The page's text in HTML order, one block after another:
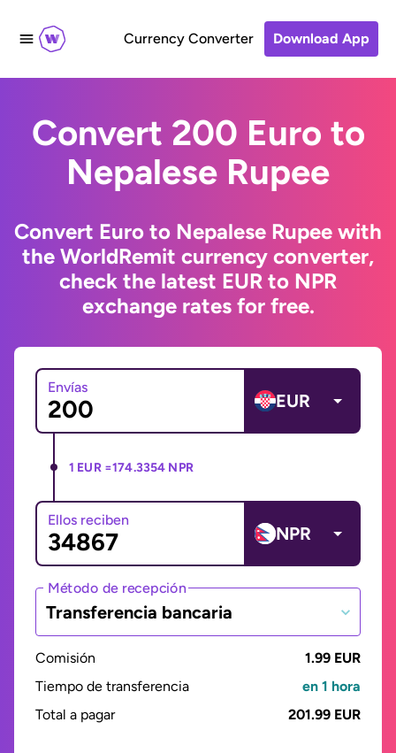
Currency Converter Download App
Convert 200 Euro to
Nepalese Rupee
Convert Euro to Nepalese Rupee with
the WorldRemit currency converter,
check the latest EUR to NPR
exchange rates for free.
Envías
EUR
1 EUR =174.3354 NPR
Ellos reciben
NPR
Método de recepción
Transferencia bancaria
Comisión
1.99 EUR
Tiempo de transferencia
en 1 hora
Total a pagar
201.99 EUR